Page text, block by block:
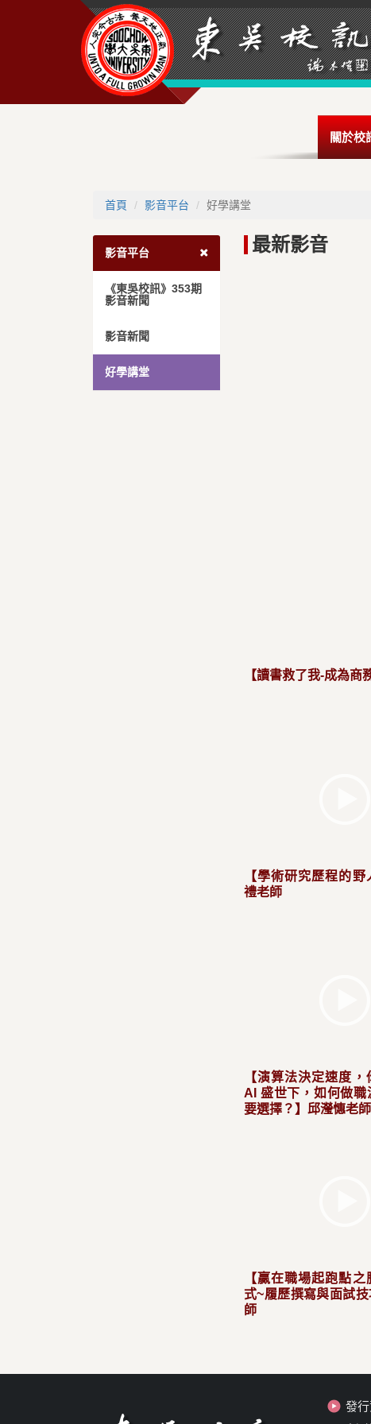
關於校
首頁 影音平台 好學講堂
影音平台
《東吳校訊》353期
影音新聞
影音新聞
好學講堂
最新影音
【讀書救了我-成為
【學術研究歷程的
禮老師
【演算法決定速度
AI 盛世下，如何做職
要選擇？】邱瀅憓老師
【贏在職場起跑點
式~履歷撰寫與面試
師
發